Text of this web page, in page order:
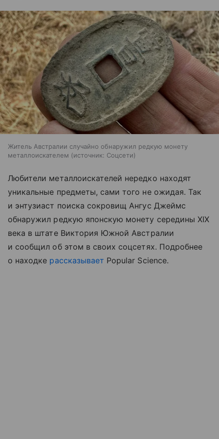
Житель Австралии случайно обнаружил редкую монету
металлоискателем
источник: Соцсети
Любители металлоискателей нередко находят
уникальные предметы, сами того не ожидая. Так
и энтузиаст поиска сокровищ Ангус Джеймс
обнаружил редкую японскую монету середины XIX
века в штате Виктория Южной Австралии
и сообщил об этом в своих соцсетях. Подробнее
о находке рассказывает Popular Science.